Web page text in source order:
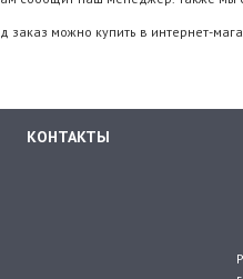
заказ можно купить в интернет-
КОНТАКТЫ